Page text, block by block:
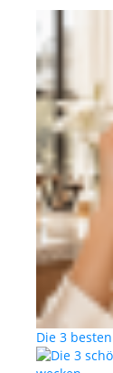
Die 3